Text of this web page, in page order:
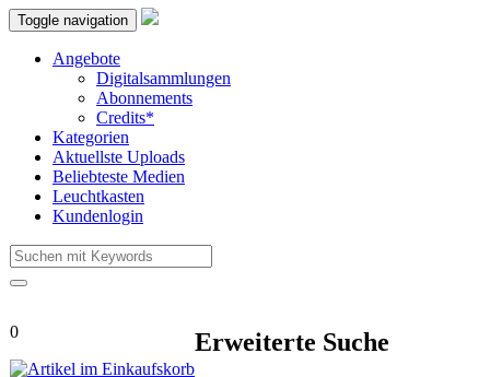
Toggle navigation
Angebote
Digitalsammlungen
Abonnements
Credits*
Kategorien
Aktuellste Uploads
Beliebteste Medien
Leuchtkasten
Kundenlogin
0 Erweiterte Suche